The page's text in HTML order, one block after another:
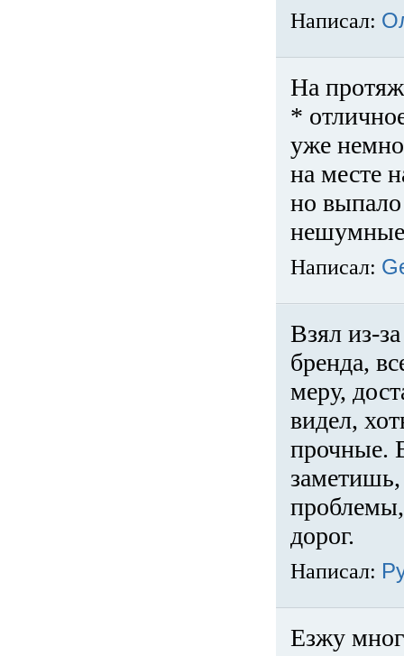
Написал:
На
*
уже
на месте
но
нешумные
Написал:
Взял из-
бренда,
меру,
видел,
прочные.
проблемы,
дорог.
Написал:
Езжу